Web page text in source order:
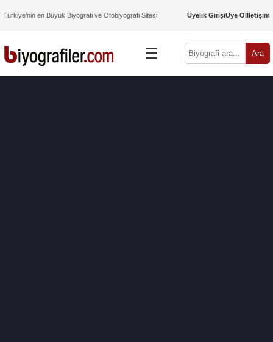
Türkiye’nin en Büyük Biyografi ve Otobiyografi Sitesi Üyelik GirişiÜye Olİletişim
☰ Ara